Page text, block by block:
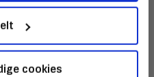
cookies
var alt for besværligt at
mange ting der skal
er ikke altid i top. Måske har
som...